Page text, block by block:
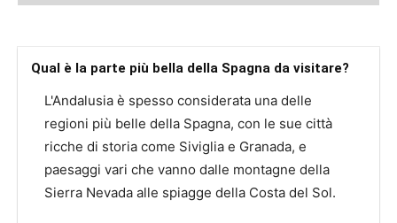
Qual è la parte più bella della Spagna da visitare?
L'Andalusia è spesso considerata una delle
regioni più belle della Spagna, con le sue città
ricche di storia come Siviglia e Granada, e
paesaggi vari che vanno dalle montagne della
Sierra Nevada alle spiagge della Costa del Sol.